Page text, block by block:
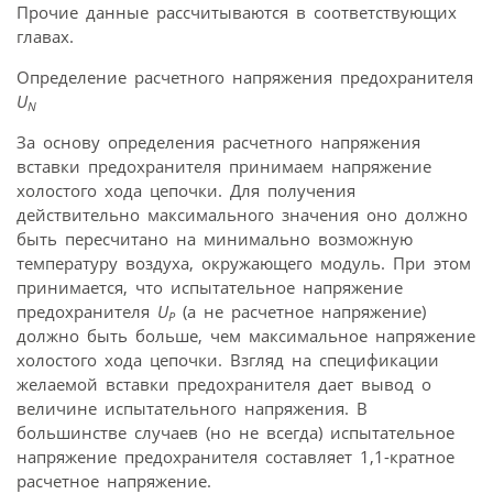
Прочие данные рассчитываются в соответствующих
главах.
Определение расчетного напряжения предохранителя
UN
За основу определения расчетного напряжения
вставки предохранителя принимаем напряжение
холостого хода цепочки. Для получения
действительно максимального значения оно должно
быть пересчитано на минимально возможную
температуру воздуха, окружающего модуль. При этом
принимается, что испытательное напряжение
предохранителя UP(а не расчетное напряжение)
должно быть больше, чем максимальное напряжение
холостого хода цепочки. Взгляд на спецификации
желаемой вставки предохранителя дает вывод о
величине испытательного напряжения. В
большинстве случаев (но не всегда) испытательное
напряжение предохранителя составляет 1,1-кратное
расчетное напряжение.